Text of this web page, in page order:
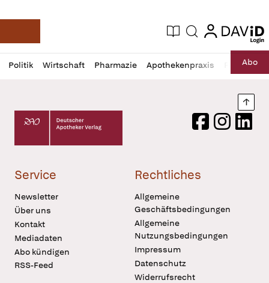
Deutsche Apotheker Zeitung
Aktuelle Ausgabe
Suche login
login
Politik Wirtschaft Pharmazie Apothekenpraxis RechtAbo
Profil
öffnen
Daz
Pur
Deutscher Apotheker Verlag Logo
FacebookInstagram
Service
Newsletter
Über uns
Kontakt
Mediadaten
Abo kündigen
RSS-Feed
Rechtliches
Allgemeine
Geschäftsbedingungen
Allgemeine
Nutzungsbedingungen
Impressum
Datenschutz
Widerrufsrecht